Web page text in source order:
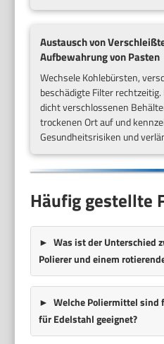
Austausch von
Aufbewahrung von Pasten
Wechsele Kohlebürsten,
beschädigte Filter
dicht verschlossenen
trockenen Ort auf und
Gesundheitsrisiken und
Häufig gestellte
Was ist der Unterschied
Polierer und einem
Welche Poliermittel sind
für Edelstahl geeignet?